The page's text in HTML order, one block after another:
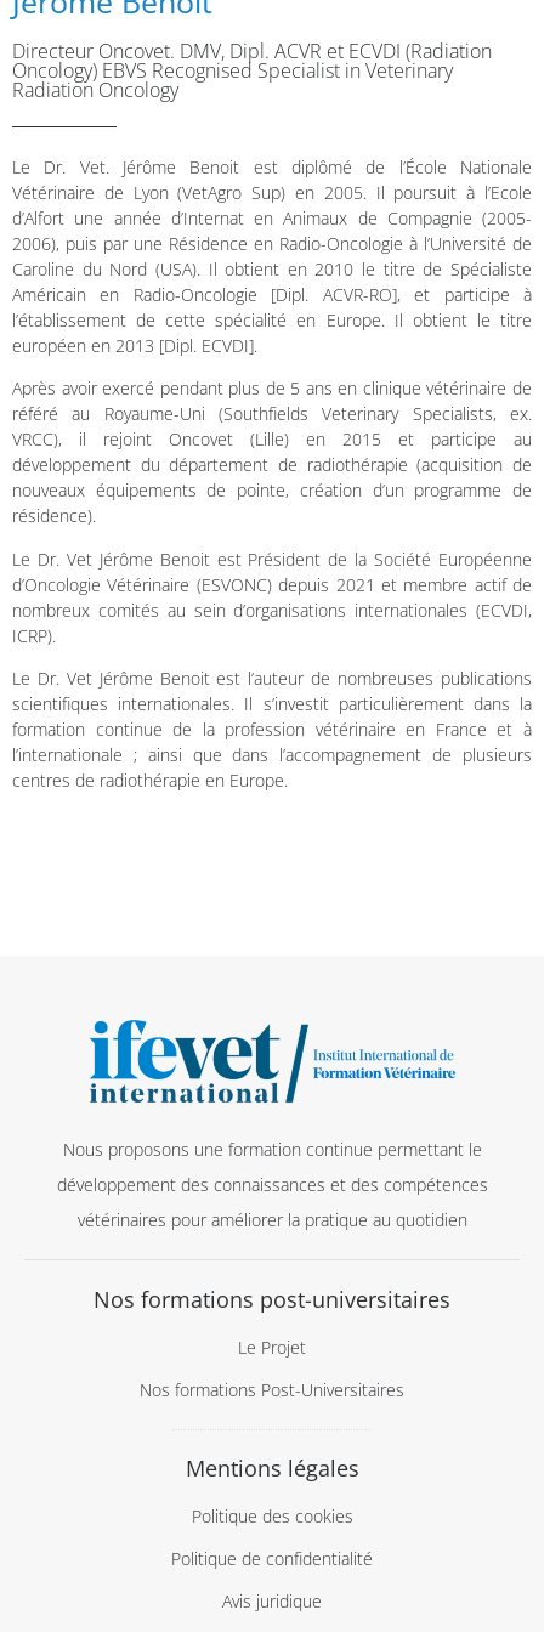
Directeur Oncovet. DMV, Dipl. ACVR et ECVDI (Radiation
Oncology) EBVS Recognised Specialist in Veterinary
Radiation Oncology
Le Dr. Vet. Jérôme Benoit est diplômé de l’École Nationale
Vétérinaire de Lyon (VetAgro Sup) en 2005. Il poursuit à l’Ecole
d’Alfort une année d’Internat en Animaux de Compagnie (2005-
2006), puis par une Résidence en Radio-Oncologie à l’Université de
Caroline du Nord (USA). Il obtient en 2010 le titre de Spécialiste
Américain en Radio-Oncologie [Dipl. ACVR-RO], et participe à
l’établissement de cette spécialité en Europe. Il obtient le titre
européen en 2013 [Dipl. ECVDI].
Après avoir exercé pendant plus de 5 ans en clinique vétérinaire de
référé au Royaume-Uni (Southfields Veterinary Specialists, ex.
VRCC), il rejoint Oncovet (Lille) en 2015 et participe au
développement du département de radiothérapie (acquisition de
nouveaux équipements de pointe, création d’un programme de
résidence).
Le Dr. Vet Jérôme Benoit est Président de la Société Européenne
d’Oncologie Vétérinaire (ESVONC) depuis 2021 et membre actif de
nombreux comités au sein d’organisations internationales (ECVDI,
ICRP).
Le Dr. Vet Jérôme Benoit est l’auteur de nombreuses publications
scientifiques internationales. Il s’investit particulièrement dans la
formation continue de la profession vétérinaire en France et à
l’internationale ; ainsi que dans l’accompagnement de plusieurs
centres de radiothérapie en Europe.
Nous proposons une formation continue permettant le
développement des connaissances et des compétences
vétérinaires pour améliorer la pratique au quotidien
Nos formations post-universitaires
Le Projet
Nos formations Post-Universitaires
Mentions légales
Politique des cookies
Politique de confidentialité
Avis juridique